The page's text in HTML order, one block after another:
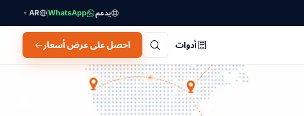
يدعم WhatsApp
AR
▼
أدوات احصل على عرض أسعار